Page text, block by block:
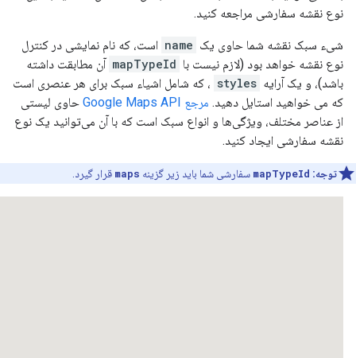
نوع نقشه سفارشی مراجعه کنید.
شیء سبک نقشه شما حاوی یک name است، که نام نمایشی در کنترل
نوع نقشه خواهد بود (لازم نیست با mapTypeId آن مطابقت داشته
باشد)، و یک آرایه styles ، که شامل اشیاء سبک برای هر عنصری است
که می خواهید استایل دهید. مرجع Google Maps API
حاوی لیستی
از عناصر مختلف، ویژگی‌ها و انواع سبک است که با آن می‌توانید یک نوع
نقشه سفارشی ایجاد کنید.
توجه: mapTypeId سفارشی شما باید زیر گزینه maps قرار گیرد.